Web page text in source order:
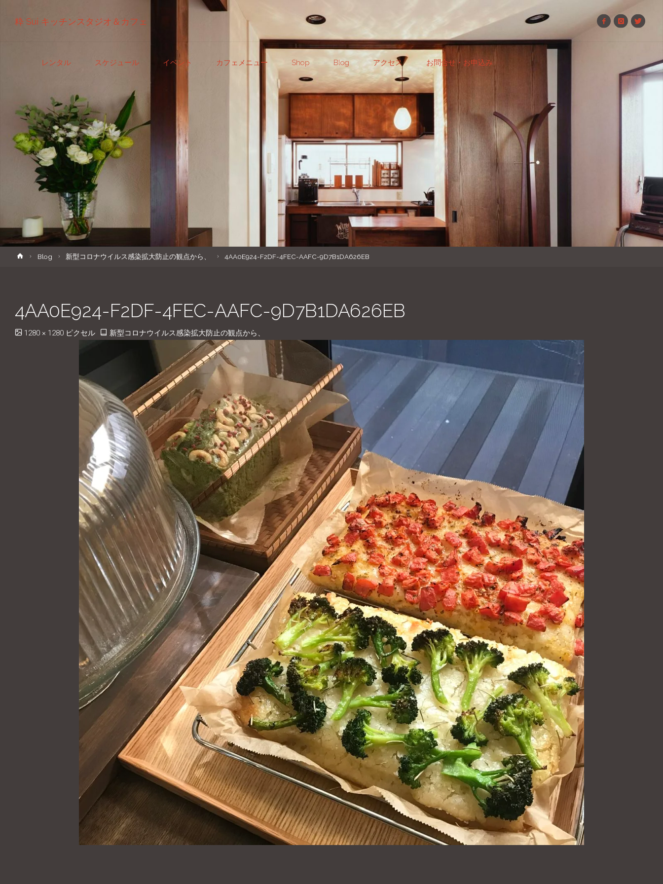
粋 Sui キッチンスタジオ＆カフェ
テ
ン
ツ
へ
キ
ッ
レンタル スケジュール イベント カフェメニュー Shop Blog アクセス お問合せ・お申込み
ホ
Blog 新型コロナウイルス感染拡大防止の観点から、 4AA0E924-F2DF-4FEC-AAFC-9D7B1DA626EB
4AA0E924-F2DF-4FEC-AAFC-9D7B1DA626EB
フ 1280 × 1280 ピクセル 新型コロナウイルス感染拡大防止の観点から、